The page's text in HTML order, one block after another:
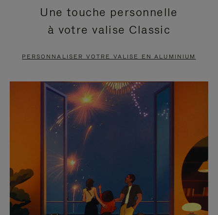
EN
PAUSE,
APPUYEZ
POUR
METTRE
PAUSE
VIDÉO
EST
DÉSACTIVÉ.
CLIQUER
POUR
RÉACTIVER
LE
SON
Une touche personnelle
à votre valise Classic
PERSONNALISER VOTRE VALISE EN ALUMINIUM